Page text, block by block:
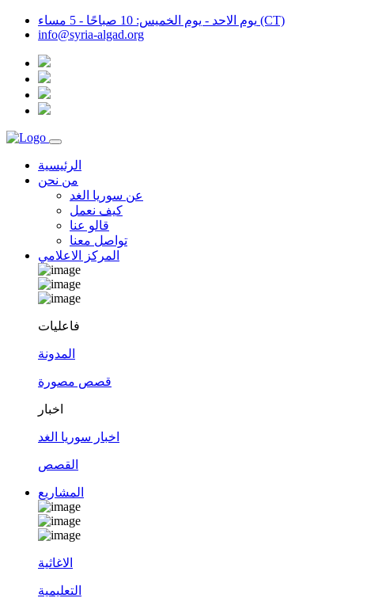
يوم الاحد - يوم الخميس: 10 صباحًا - 5 مساء (CT)
info@syria-algad.org
الرئيسية
من نحن
عن سوريا الغد
كيف نعمل
قالو عنا
تواصل معنا
المركز الاعلامي
فاعليات
المدونة
قصص مصورة
اخبار
اخبار سوريا الغد
القصص
المشاريع
الاغاثية
التعليمية